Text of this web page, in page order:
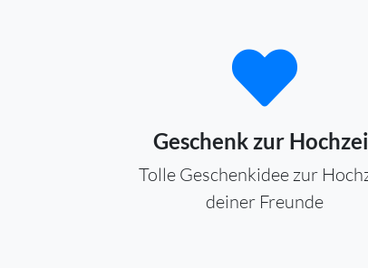
Geschenk zur
Tolle Geschenkidee zur
deiner Freunde